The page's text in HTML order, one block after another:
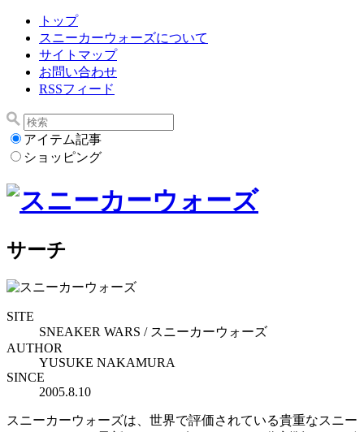
トップ
スニーカーウォーズについて
サイトマップ
お問い合わせ
RSSフィード
アイテム記事
ショッピング
サーチ
SITE
SNEAKER WARS / スニーカーウォーズ
AUTHOR
YUSUKE NAKAMURA
SINCE
2005.8.10
スニーカーウォーズは、世界で評価されている貴重なスニー